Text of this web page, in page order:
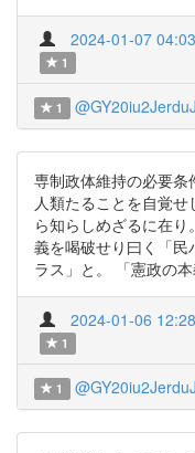
2024-01-07
1
1
専制政体維持の必要
人類たることを自覚
ら知らしめざるに在
義を喝破せり曰く「
ラス」と。 「憲政の
2024-01-06
1
1